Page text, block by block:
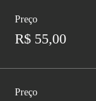
Preço
R$ 55,00
Preço